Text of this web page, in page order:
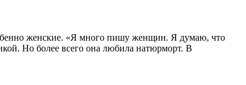
женские. «Я много пишу женщин. Я думаю, что
Но более всего она любила натюрморт. В